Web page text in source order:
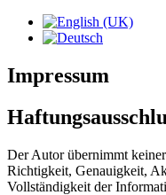
Impressum
Der Autor übernimmt
Richtigkeit, Genauigkeit,
Vollständigkeit der